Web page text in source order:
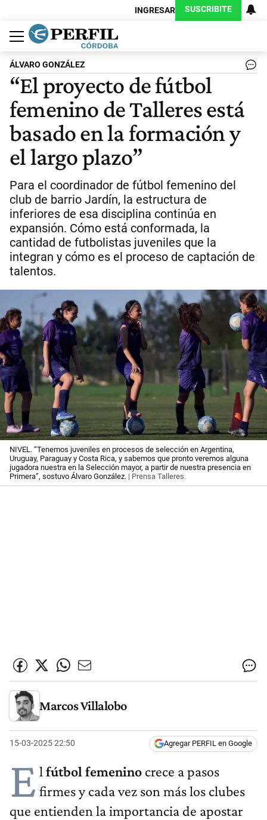
INGRESAR SUSCRIBITE
Política
Economía
Judiciales
Sociedad
Cultura
Espectáculos
Deportes
Protagonistas
ÁLVARO GONZÁLEZ
“El proyecto de fútbol
femenino de Talleres está
basado en la formación y
el largo plazo”
Para el coordinador de fútbol femenino del
club de barrio Jardín, la estructura de
inferiores de esa disciplina continúa en
expansión. Cómo está conformada, la
cantidad de futbolistas juveniles que la
integran y cómo es el proceso de captación de
talentos.
NIVEL. “Tenemos juveniles en procesos de selección en Argentina,
Uruguay, Paraguay y Costa Rica, y sabemos que pronto veremos alguna
jugadora nuestra en la Selección mayor, a partir de nuestra presencia en
Primera”, sostuvo Álvaro González. | Prensa Talleres.
Marcos Villalobo
15-03-2025 22:50 Agregar PERFIL en Google
E l fútbol femenino crece a pasos
firmes y cada vez son más los clubes
que entienden la importancia de apostar